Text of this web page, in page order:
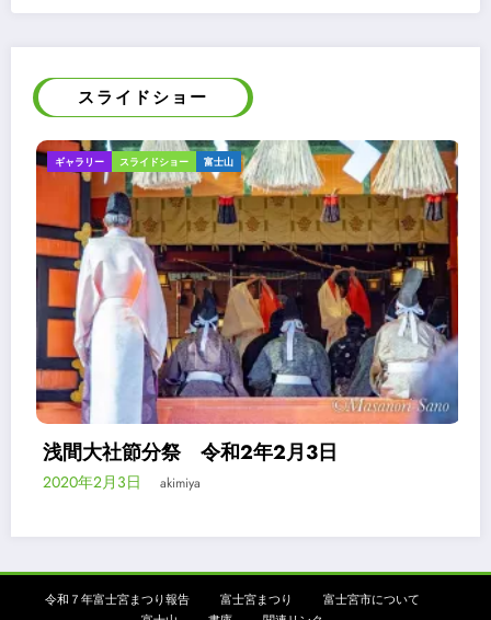
スライドショー
ライドショー 富士山
分祭 令和2年2月3日
akimiya
スライドショー
令和７年富士宮まつり報告 富士宮まつり
富士宮市について